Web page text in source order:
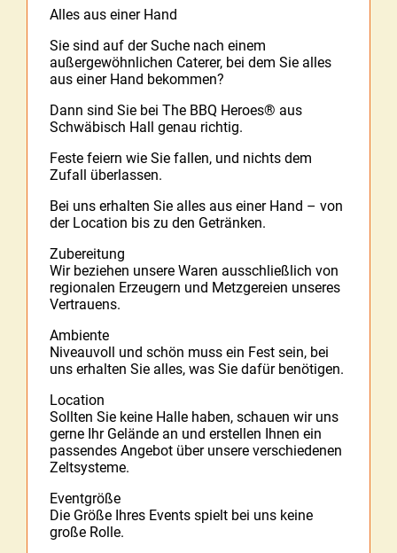
Alles aus einer Hand
Sie sind auf der Suche nach einem
außergewöhnlichen Caterer, bei dem Sie alles
aus einer Hand bekommen?
Dann sind Sie bei The BBQ Heroes® aus
Schwäbisch Hall genau richtig.
Feste feiern wie Sie fallen, und nichts dem
Zufall überlassen.
Bei uns erhalten Sie alles aus einer Hand – von
der Location bis zu den Getränken.
Zubereitung
Wir beziehen unsere Waren ausschließlich von
regionalen Erzeugern und Metzgereien unseres
Vertrauens.
Ambiente
Niveauvoll und schön muss ein Fest sein, bei
uns erhalten Sie alles, was Sie dafür benötigen.
Location
Sollten Sie keine Halle haben, schauen wir uns
gerne Ihr Gelände an und erstellen Ihnen ein
passendes Angebot über unsere verschiedenen
Zeltsysteme.
Eventgröße
Die Größe Ihres Events spielt bei uns keine
große Rolle.